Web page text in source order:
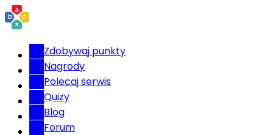
Zdobywaj punkty
Nagrody
Polecaj serwis
Quizy
Blog
Forum